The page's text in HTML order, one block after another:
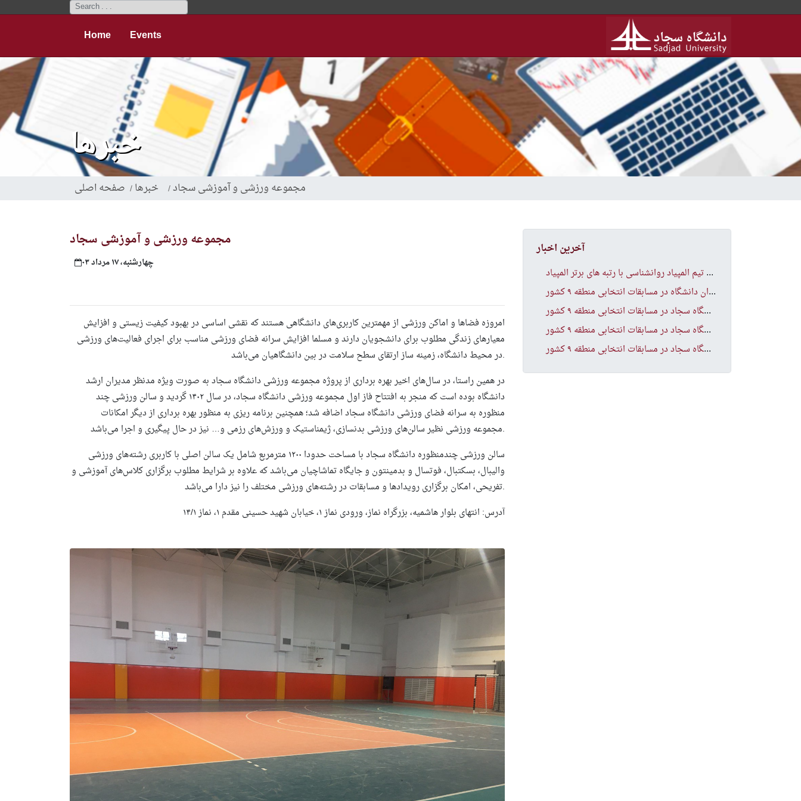
Home Events
خبرها
صفحه اصلی خبرها مجموعه ورزشی و آموزشی سجاد
مجموعه ورزشی و آموزشی سجاد
چهارشنبه، ۱۷ مرداد ۰۳
امروزه فضاها و اماکن ورزشی از مهمترین کاربری‌های دانشگاهی هستند که نقشی اساسی در بهبود کیفیت زیستی و افزایش
معیارهای زندگی مطلوب برای دانشجویان دارند و مسلما افزایش سرانه فضای ورزشی مناسب برای اجرای فعالیت‌های ورزشی
در محیط دانشگاه، زمینه ساز ارتقای سطح سلامت در بین دانشگاهیان می‌باشد.
در همین راستا، در سال‌های اخیر بهره برداری از پروژه مجموعه ورزشی دانشگاه سجاد به صورت ویژه مدنظر مدیران ارشد
دانشگاه بوده است که منجر به افتتاح فاز اول مجموعه ورزشی دانشگاه سجاد، در سال ۱۴۰۲ گردید و سالن ورزشی چند
منظوره به سرانه فضای ورزشی دانشگاه سجاد اضافه شد؛ همچنین برنامه ریزی به منظور بهره برداری از دیگر امکانات
مجموعه ورزشی نظیر سالن‌های ورزشی بدنسازی، ژیمناستیک و ورزش‌های رزمی و… نیز در حال پیگیری و اجرا می‌باشد.
سالن ورزشی چندمنظوره دانشگاه سجاد با مساحت حدودا ۱۲۰۰ مترمربع شامل یک سالن اصلی با کاربری رشته‌های ورزشی
والیبال، بسکتبال، فوتسال و بدمینتون و جایگاه تماشاچیان می‌باشد که علاوه بر شرایط مطلوب برگزاری کلاس‌های آموزشی و
تفریحی، امکان برگزاری رویدادها و مسابقات در رشته‌های ورزشی مختلف را نیز دارا می‌باشد.
آدرس: انتهای بلوار هاشمیه، بزرگراه نماز، ورودی نماز ۱، خیابان شهید حسینی مقدم ۱، نماز ۱۴/۱
آخرین اخبار
نشس
ت صمیمانه تیم المپیاد روانشناسی با رتبه های برتر المپیاد
افت
خارآفرینی تیم تنیس روی میز دختران دانشگاه در مسابقات انتخابی منطقه ۹ کشور
افت
خارآفرینی تیم هندبال دختران دانشگاه سجاد در مسابقات انتخابی منطقه ۹ کشور
افت
خارآفرینی تیم جودوی آقایان دانشگاه سجاد در مسابقات انتخابی منطقه ۹ کشور
افت
خارآفرینی تیم شنای پسران دانشگاه سجاد در مسابقات انتخابی منطقه ۹ کشور